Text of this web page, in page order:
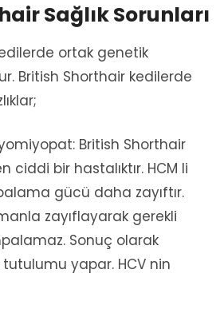
Sağlık Sorunları
ortak genetik
British Shorthair kedilerde
British Shorthair
ciddi bir hastalıktır. HCM li
gücü daha zayıftır.
zayıflayarak gerekli
Sonuç olarak
yapar. HCV nin